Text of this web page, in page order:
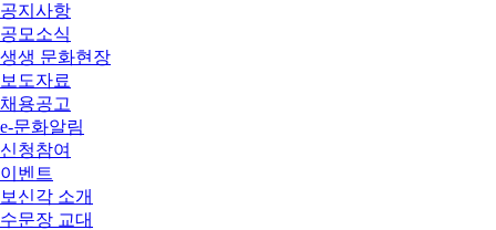
공지사항
공모소식
생생 문화현장
보도자료
채용공고
e-문화알림
신청참여
이벤트
보신각 소개
수문장 교대